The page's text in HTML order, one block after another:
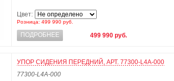
Цвет:
Розница: 499 990 руб.
ПОДРОБНЕЕ 499 990 руб.
УПОР СИДЕНИЯ ПЕРЕДНИЙ, АРТ. 77300-L4A-000
77300-L4A-000